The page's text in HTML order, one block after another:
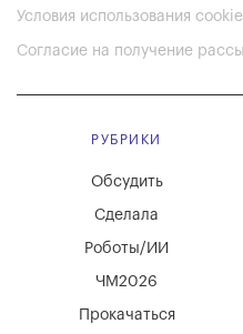
Условия использования
Согласие на получение
РУБРИКИ
Обсудить
Сделала
Роботы/ИИ
ЧМ2026
Прокачаться